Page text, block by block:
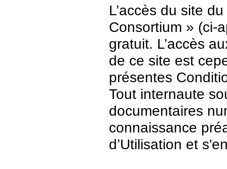
L’accès du site
Consortium » (ci-
gratuit. L’accès
de ce site est
présentes
Tout internaute
documentaires
connaissance
d’Utilisation et